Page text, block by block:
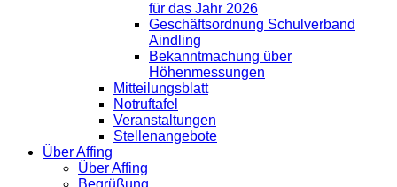
für das Jahr 2026
Geschäftsordnung Schulverband
Aindling
Bekanntmachung über
Höhenmessungen
Mitteilungsblatt
Notruftafel
Veranstaltungen
Stellenangebote
Über Affing
Über Affing